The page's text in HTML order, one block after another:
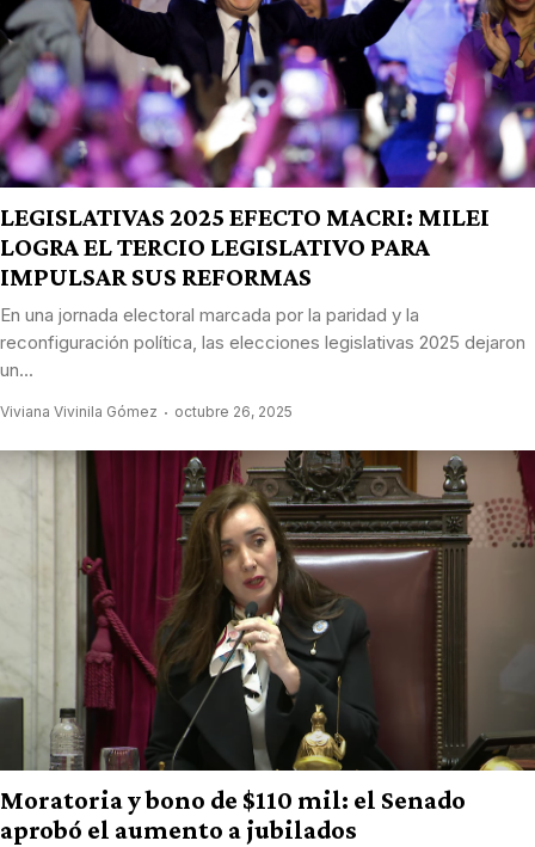
LEGISLATIVAS 2025 EFECTO MACRI: MILEI
LOGRA EL TERCIO LEGISLATIVO PARA
IMPULSAR SUS REFORMAS
En una jornada electoral marcada por la paridad y la
reconfiguración política, las elecciones legislativas 2025 dejaron
un...
Viviana Vivinila Gómez octubre 26, 2025
Moratoria y bono de $110 mil: el Senado
aprobó el aumento a jubilados